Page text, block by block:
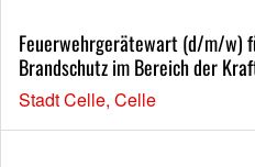
Feuerwehrgerätewart (d/m/w)
Brandschutz im Bereich der
Stadt Celle, Celle